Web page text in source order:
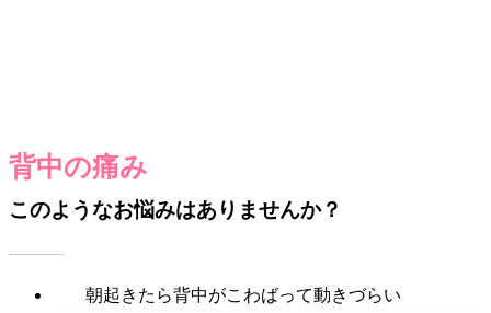
背中の痛み
このようなお悩みはありませんか？
朝起きたら背中がこわばって動きづらい